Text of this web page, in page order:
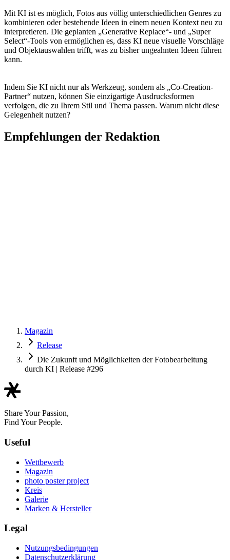
Mit KI ist es möglich, Fotos aus völlig unterschiedlichen Genres zu
kombinieren oder bestehende Ideen in einem neuen Kontext neu zu
interpretieren. Die geplanten „Generative Replace“- und „Super
Select“-Tools von ermöglichen es, dass KI neue visuelle Vorschläge
und Objektauswahlen trifft, was zu bisher ungeahnten Ideen führen
kann.
Indem Sie KI nicht nur als Werkzeug, sondern als „Co-Creation-
Partner“ nutzen, können Sie einzigartige Ausdrucksformen
verfolgen, die zu Ihrem Stil und Thema passen. Warum nicht diese
Gelegenheit nutzen?
Empfehlungen der Redaktion
Magazin
Release
Die Zukunft und Möglichkeiten der Fotobearbeitung
durch KI | Release #296
Share Your Passion,
Find Your People.
Useful
Wettbewerb
Magazin
photo poster project
Kreis
Galerie
Marken & Hersteller
Legal
Nutzungsbedingungen
Datenschutzerklärung